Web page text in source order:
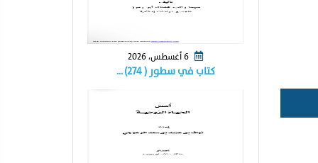
كتاب في سطور ( ٢٧٤) …